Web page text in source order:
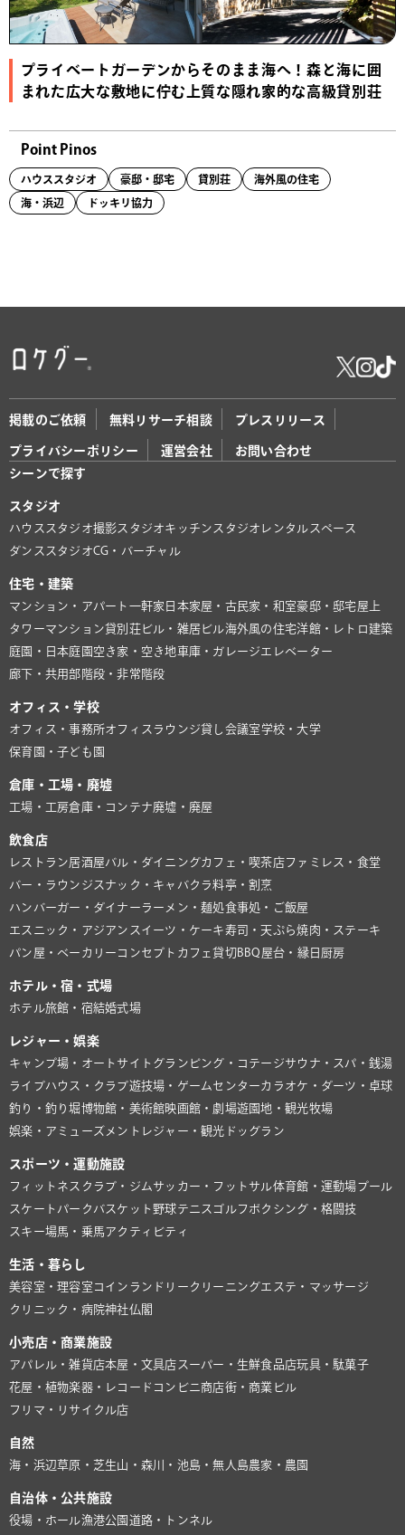
プライベートガーデンからそのまま海へ！森と海に囲
まれた広大な敷地に佇む上質な隠れ家的な高級貸別荘
Point Pinos
ハウススタジオ 豪邸・邸宅 貸別荘 海外風の住宅
海・浜辺 ドッキリ協力
掲載のご依頼 無料リサーチ相談 プレスリリース
プライバシーポリシー 運営会社
お問い合わせ
シーンで探す
スタジオ
ハウススタジオ撮影スタジオキッチンスタジオ レンタルスペース
ダンススタジオCG・バーチャル
住宅・建築
マンション・アパート 一軒家 日本家屋・古民家・和室豪邸・邸宅屋上
タワーマンション貸別荘ビル・雑居ビル海外風の住宅洋館・レトロ建築
庭園・日本庭園 空き家・空き地 車庫・ガレージ エレベーター
廊下・共用部 階段・非常階段
オフィス・学校
オフィス・事務所オフィスラウンジ貸し会議室学校・大学
保育園・子ども園
倉庫・工場・廃墟
工場・工房倉庫・コンテナ廃墟・廃屋
飲食店
レストラン居酒屋バル・ダイニングカフェ・喫茶店ファミレス・食堂
バー・ラウンジ スナック・キャバクラ料亭・割烹
ハンバーガー・ダイナーラーメン・麺処食事処・ご飯屋
エスニック・アジアン スイーツ・ケーキ寿司・天ぷら焼肉・ステーキ
パン屋・ベーカリー コンセプトカフェ貸切BBQ 屋台・縁日 厨房
ホテル・宿・式場
ホテル旅館・宿結婚式場
レジャー・娯楽
キャンプ場・オートサイト グランピング・コテージサウナ・スパ・銭湯
ライブハウス・クラブ遊技場・ゲームセンターカラオケ・ダーツ・卓球
釣り・釣り堀博物館・美術館映画館・劇場遊園地・観光牧場
娯楽・アミューズメント レジャー・観光 ドッグラン
スポーツ・運動施設
フィットネスクラブ・ジム サッカー・フットサル体育館・運動場プール
スケートパーク バスケット 野球テニス ゴルフ ボクシング・格闘技
スキー場馬・乗馬アクティビティ
生活・暮らし
美容室・理容室 コインランドリー クリーニングエステ・マッサージ
クリニック・病院神社仏閣
小売店・商業施設
アパレル・雑貨店本屋・文具店 スーパー・生鮮食品店玩具・駄菓子
花屋・植物楽器・レコード コンビニ商店街・商業ビル
フリマ・リサイクル店
自然
海・浜辺 草原・芝生山・森川・池島・無人島農家・農園
自治体・公共施設
役場・ホール漁港公園 道路・トンネル